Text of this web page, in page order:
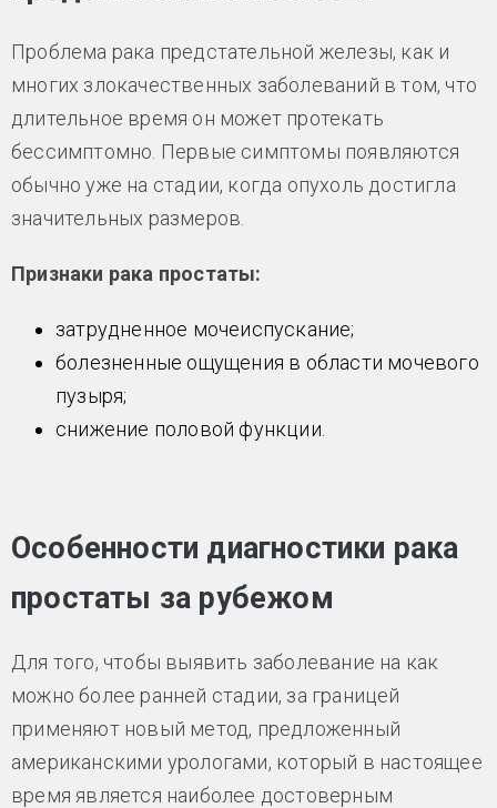
Проблема рака предстательной железы, как и
многих злокачественных заболеваний в том, что
длительное время он может протекать
бессимптомно. Первые симптомы появляются
обычно уже на стадии, когда опухоль достигла
значительных размеров.
Признаки рака простаты:
затрудненное мочеиспускание;
болезненные ощущения в области мочевого
пузыря;
снижение половой функции.
Особенности диагностики рака
простаты за рубежом
Для того, чтобы выявить заболевание на как
можно более ранней стадии, за границей
применяют новый метод, предложенный
американскими урологами, который в настоящее
время является наиболее достоверным